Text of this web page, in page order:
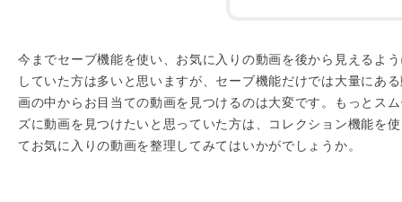
今までセーブ機能を使い、お気に入りの動画を後から見えるよ
していた方は多いと思いますが、セーブ機能だけでは大量にあ
画の中からお目当ての動画を見つけるのは大変です。もっとス
ズに動画を見つけたいと思っていた方は、コレクション機能を
てお気に入りの動画を整理してみてはいかがでしょうか。